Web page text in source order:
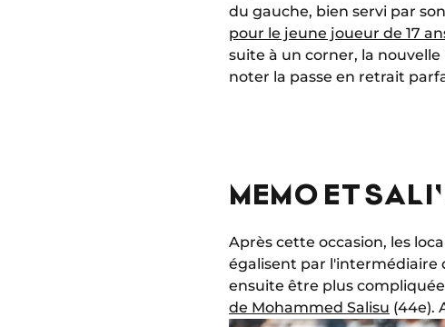
du gauche, bien servi par
pour le jeune joueur de 17
suite à un corner, la
noter la passe en retrait
MEMO ET
Après cette occasion, les
égalisent par l'intermédiaire
ensuite être plus
de Mohammed Salisu (44e).